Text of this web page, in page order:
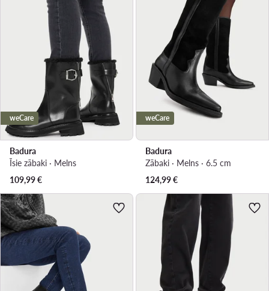
weCare
Badura
Īsie zābaki · Melns
109,99€
weCare
Badura
Zābaki · Melns · 6.5 cm
124,99€